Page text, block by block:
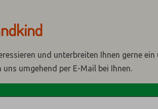
und unterbreiten Ihnen gerne
umgehend per E-Mail bei Ihnen.